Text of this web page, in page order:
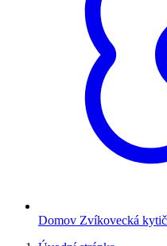
Domov Zvíkovecká